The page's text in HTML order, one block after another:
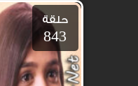
حلقة
843